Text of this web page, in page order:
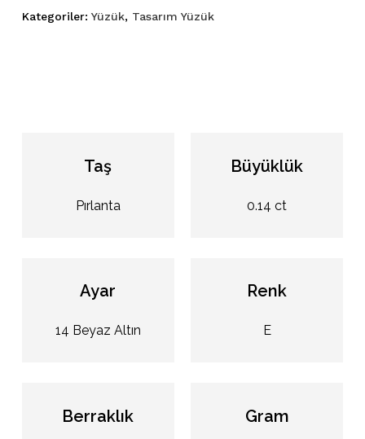
Kategoriler: Yüzük, Tasarım Yüzük
Taş
Pırlanta
Büyüklük
0.14 ct
Ayar
14 Beyaz Altın
Renk
E
Berraklık Gram